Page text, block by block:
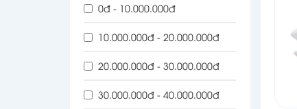
0đ - 10.000.000đ
10.000.000đ - 20.000.000đ
20.000.000đ - 30.000.000đ
30.000.000đ - 40.000.000đ